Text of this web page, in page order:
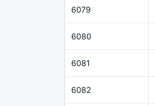
6079
6080
6081
6082